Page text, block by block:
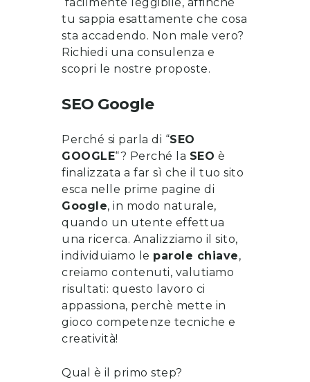
tu sappia esattamente che cosa
sta accadendo. Non male vero?
Richiedi una consulenza e
scopri le nostre proposte.
SEO Google
Perché si parla di “SEO
GOOGLE“? Perché la SEO è
finalizzata a far sì che il tuo sito
esca nelle prime pagine di
Google, in modo naturale,
quando un utente effettua
una ricerca. Analizziamo il sito,
individuiamo le parole chiave,
creiamo contenuti, valutiamo
risultati: questo lavoro ci
appassiona, perchè mette in
gioco competenze tecniche e
creatività!
Qual è il primo step?